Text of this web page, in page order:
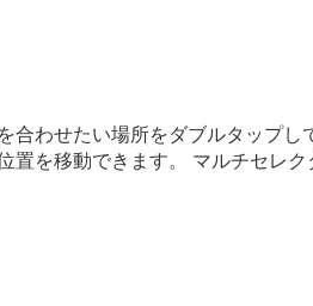
合わせたい場所をダブルタップし
を移動できます。 マルチセレ